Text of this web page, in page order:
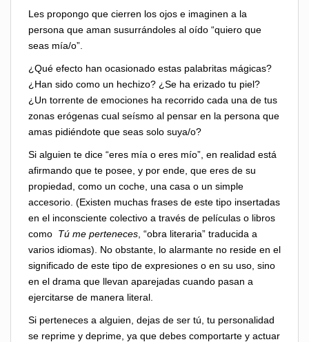
Les propongo que cierren los ojos e imaginen a la
persona que aman susurrándoles al oído “quiero que
seas mía/o”.
¿Qué efecto han ocasionado estas palabritas mágicas?
¿Han sido como un hechizo? ¿Se ha erizado tu piel?
¿Un torrente de emociones ha recorrido cada una de tus
zonas erógenas cual seísmo al pensar en la persona que
amas pidiéndote que seas solo suya/o?
Si alguien te dice “eres mía o eres mío”, en realidad está
afirmando que te posee, y por ende, que eres de su
propiedad, como un coche, una casa o un simple
accesorio. (Existen muchas frases de este tipo insertadas
en el inconsciente colectivo a través de películas o libros
como Tú me perteneces , “obra literaria” traducida a
varios idiomas). No obstante, lo alarmante no reside en el
significado de este tipo de expresiones o en su uso, sino
en el drama que llevan aparejadas cuando pasan a
ejercitarse de manera literal.
Si perteneces a alguien, dejas de ser tú, tu personalidad
se reprime y deprime, ya que debes comportarte y actuar